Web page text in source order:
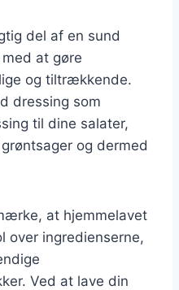
del af en sund
at gøre
og tiltrækkende.
dressing som
til dine salater,
og dermed
at hjemmelavet
over ingredienserne,
Ved at lave din